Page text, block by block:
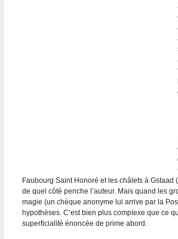
Faubourg Saint Honoré et les châlets à Gstaad
de quel côté penche l’auteur. Mais quand les
magie (un chèque anonyme lui arrive par la
hypothèses. C’est bien plus complexe que ce
superficialité énoncée de prime abord.